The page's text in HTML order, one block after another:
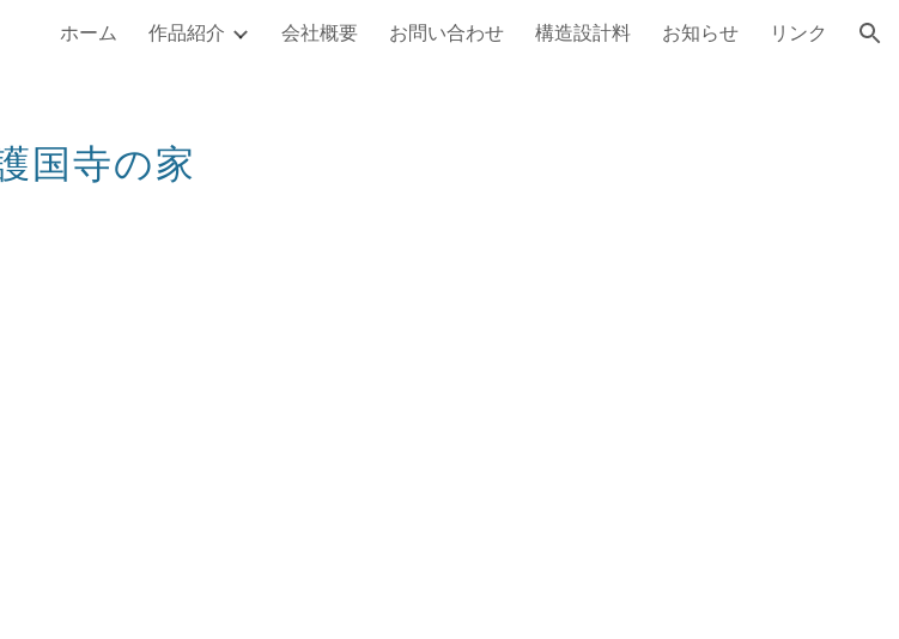
Skip to navigation
ホーム 作品紹介 会社概要 お問い合わせ 構造設計料 お知らせ リンク
国寺の家